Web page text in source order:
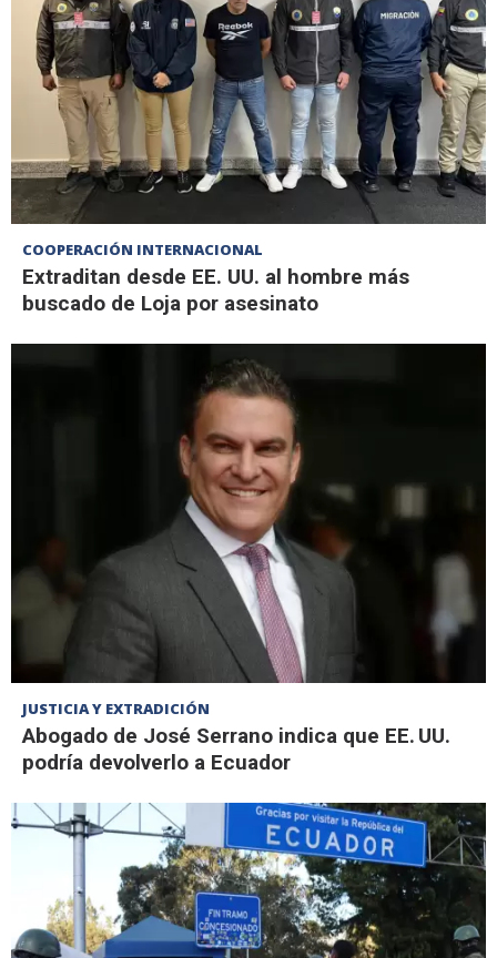
COOPERACIÓN INTERNACIONAL
Extraditan desde EE. UU. al hombre más
buscado de Loja por asesinato
JUSTICIA Y EXTRADICIÓN
Abogado de José Serrano indica que EE. UU.
podría devolverlo a Ecuador